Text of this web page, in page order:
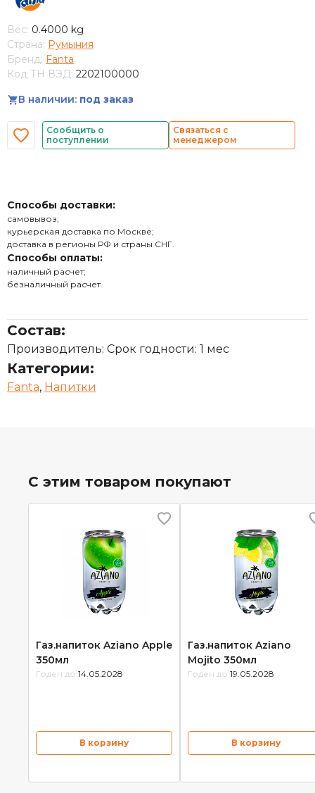
Вес: 0.4000 kg
Страна: Румыния
Бренд: Fanta
Код ТН ВЭД: 2202100000
В наличии: под заказ
Сообщить о
поступлении
Связаться с
менеджером
Способы доставки:
самовывоз;
курьерская доставка по Москве;
доставка в регионы РФ и страны СНГ.
Способы оплаты:
наличный расчет;
безналичный расчет.
Состав:
Производитель: Срок годности: 1 мес
Категории:
Fanta, Напитки
С этим товаром покупают
Газ.напиток Aziano Apple
350мл
Годен до: 14.05.2028
В корзину
Газ.напиток Aziano
Mojito 350мл
Годен до: 19.05.2028
В корзину